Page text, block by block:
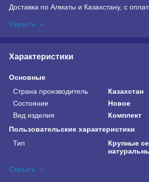
Доставка по Алматы и Казахстану, с
Скрыть
Характеристики
Основные
Страна производитель
Казахстан
Состояние
Новое
Вид изделия
Комплект
Пользовательские характеристики
Тип
Крупные
Скрыть